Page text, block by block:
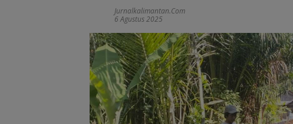
Jurnalkalimantan.com
6 Agustus 2025